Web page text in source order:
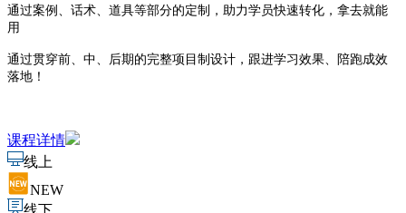
通过案例、话术、道具等部分的定制，助力学员快速转化，拿去就能
用
通过贯穿前、中、后期的完整项目制设计，跟进学习效果、陪跑成效
落地！
课程详情
线上
NEW
线下